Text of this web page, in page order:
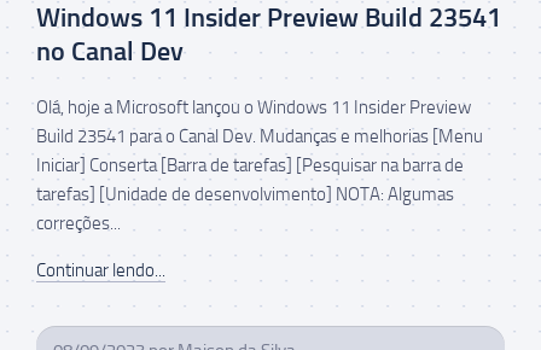
Windows 11 Insider Preview Build 23541
no Canal Dev
Olá, hoje a Microsoft lançou o Windows 11 Insider Preview
Build 23541 para o Canal Dev. Mudanças e melhorias [Menu
Iniciar] Conserta [Barra de tarefas] [Pesquisar na barra de
tarefas] [Unidade de desenvolvimento] NOTA: Algumas
correções...
Continuar lendo...